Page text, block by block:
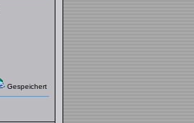
Gespeichert